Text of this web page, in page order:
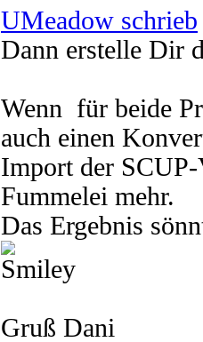
UMeadow schrieb
Dann erstelle Dir
Wenn für beide
auch einen
Import der
Fummelei mehr.
Das Ergebnis
Gruß Dani